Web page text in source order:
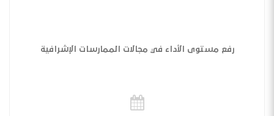
رفع مستوى الأداء في مجالات الممارسات الإشرافية